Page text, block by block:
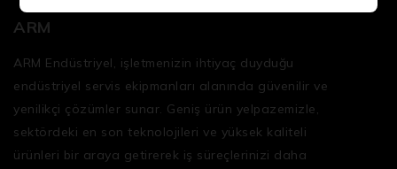
ARM
ARM Endüstriyel, işletmenizin ihtiyaç duyduğu
endüstriyel servis ekipmanları alanında güvenilir ve
yenilikçi çözümler sunar. Geniş ürün yelpazemizle,
sektördeki en son teknolojileri ve yüksek kaliteli
ürünleri bir araya getirerek iş süreçlerinizi daha